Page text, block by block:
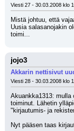
Viesti 27 - 30.03.2008 klo
Mistä johtuu, että
Uusia salasanojakin
toimi...
jojo3
Akkarin nettisivut
Viesti 28 - 30.03.2008 klo
Akuankka1313: mulla
toiminut. Lähetin
"kirjautumis- ja
Nyt pääsen taas